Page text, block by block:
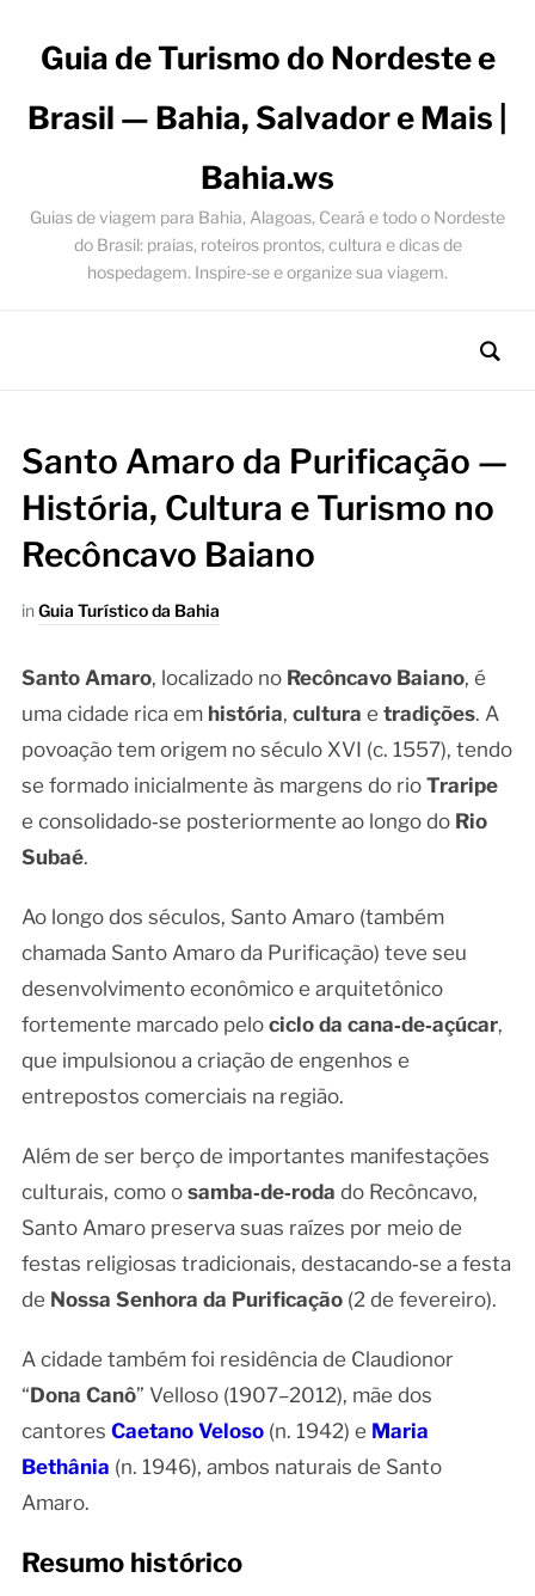
Guia de Turismo do Nordeste e
Brasil — Bahia, Salvador e Mais |
Bahia.ws
Guias de viagem para Bahia, Alagoas, Ceará e todo o Nordeste
do Brasil: praias, roteiros prontos, cultura e dicas de
hospedagem. Inspire-se e organize sua viagem.
Santo Amaro da Purificação —
História, Cultura e Turismo no
Recôncavo Baiano
inGuia Turístico da Bahia
Santo Amaro, localizado no Recôncavo Baiano, é
uma cidade rica em história, cultura e tradições. A
povoação tem origem no século XVI (c. 1557), tendo
se formado inicialmente às margens do rio Traripe
e consolidado‑se posteriormente ao longo do Rio
Subaé.
Ao longo dos séculos, Santo Amaro (também
chamada Santo Amaro da Purificação) teve seu
desenvolvimento econômico e arquitetônico
fortemente marcado pelo ciclo da cana‑de‑açúcar,
que impulsionou a criação de engenhos e
entrepostos comerciais na região.
Além de ser berço de importantes manifestações
culturais, como o samba‑de‑roda do Recôncavo,
Santo Amaro preserva suas raízes por meio de
festas religiosas tradicionais, destacando‑se a festa
de Nossa Senhora da Purificação(2 de fevereiro).
A cidade também foi residência de Claudionor
“Dona Canô” Velloso (1907–2012), mãe dos
cantores Caetano Veloso(n. 1942) e Maria
Bethânia (n. 1946), ambos naturais de Santo
Amaro.
Resumo histórico